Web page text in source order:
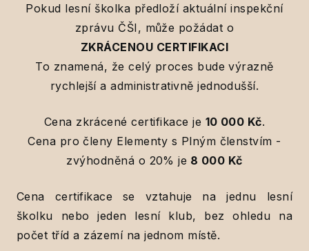
Pokud lesní školka předloží aktuální inspekční
zprávu ČŠI, může požádat o
ZKRÁCENOU CERTIFIKACI
To znamená, že celý proces bude výrazně
rychlejší a administrativně jednodušší.
Cena zkrácené certifikace je 10 000 Kč.
Cena pro členy Elementy s Plným členstvím -
zvýhodněná o 20% je 8 000 Kč
Cena certifikace se vztahuje na jednu lesní
školku nebo jeden lesní klub, bez ohledu na
počet tříd a zázemí na jednom místě.